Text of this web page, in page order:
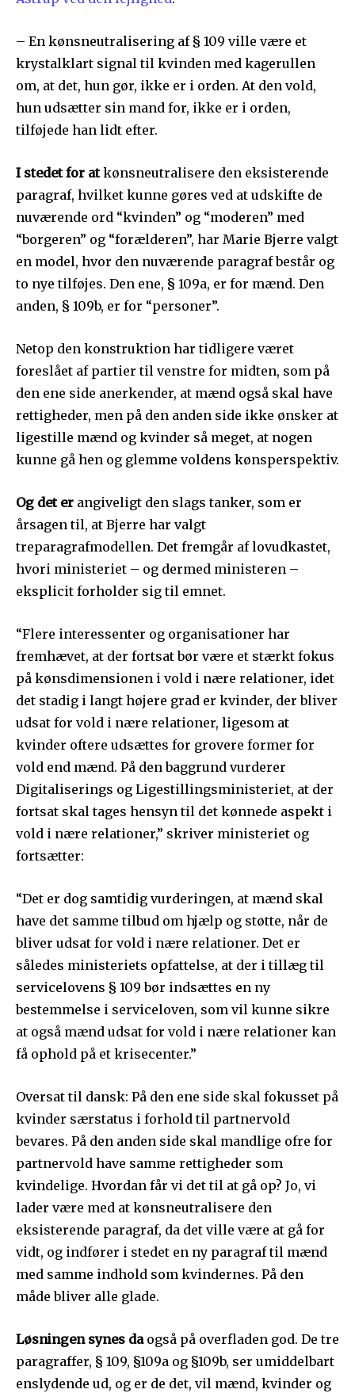
– En kønsneutralisering af § 109 ville være et
krystalklart signal til kvinden med kagerullen
om, at det, hun gør, ikke er i orden. At den vold,
hun udsætter sin mand for, ikke er i orden,
tilføjede han lidt efter.
I stedet for atkønsneutralisere den eksisterende
paragraf, hvilket kunne gøres ved at udskifte de
nuværende ord “kvinden” og “moderen” med
“borgeren” og “forælderen”, har Marie Bjerre valgt
en model, hvor den nuværende paragraf består og
to nye tilføjes. Den ene, § 109a, er for mænd. Den
anden, § 109b, er for “personer”.
Netop den konstruktion har tidligere været
foreslået af partier til venstre for midten, som på
den ene side anerkender, at mænd også skal have
rettigheder, men på den anden side ikke ønsker at
ligestille mænd og kvinder så meget, at nogen
kunne gå hen og glemme voldens kønsperspektiv.
Og det er angiveligt den slags tanker, som er
årsagen til, at Bjerre har valgt
treparagrafmodellen. Det fremgår af lovudkastet,
hvori ministeriet – og dermed ministeren –
eksplicit forholder sig til emnet.
“Flere interessenter og organisationer har
fremhævet, at der fortsat bør være et stærkt fokus
på kønsdimensionen i vold i nære relationer, idet
det stadig i langt højere grad er kvinder, der bliver
udsat for vold i nære relationer, ligesom at
kvinder oftere udsættes for grovere former for
vold end mænd. På den baggrund vurderer
Digitaliserings og Ligestillingsministeriet, at der
fortsat skal tages hensyn til det kønnede aspekt i
vold i nære relationer,” skriver ministeriet og
fortsætter:
“Det er dog samtidig vurderingen, at mænd skal
have det samme tilbud om hjælp og støtte, når de
bliver udsat for vold i nære relationer. Det er
således ministeriets opfattelse, at der i tillæg til
servicelovens § 109 bør indsættes en ny
bestemmelse i serviceloven, som vil kunne sikre
at også mænd udsat for vold i nære relationer kan
få ophold på et krisecenter.”
Oversat til dansk: På den ene side skal fokusset på
kvinder særstatus i forhold til partnervold
bevares. På den anden side skal mandlige ofre for
partnervold have samme rettigheder som
kvindelige. Hvordan får vi det til at gå op? Jo, vi
lader være med at kønsneutralisere den
eksisterende paragraf, da det ville være at gå for
vidt, og indfører i stedet en ny paragraf til mænd
med samme indhold som kvindernes. På den
måde bliver alle glade.
Løsningen synes daogså på overfladen god. De tre
paragraffer, § 109, §109a og §109b, ser umiddelbart
enslydende ud, og er de det, vil mænd, kvinder og